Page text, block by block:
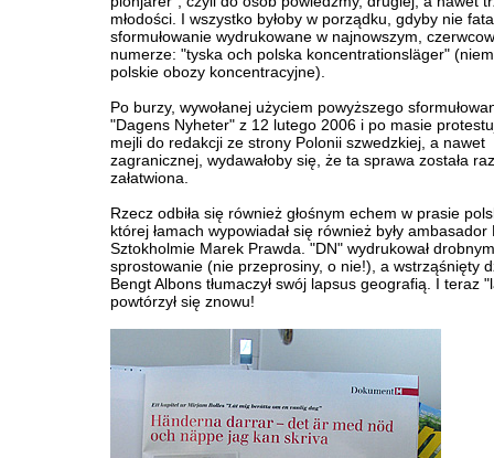
młodości. I wszystko byłoby w porządku, gdyby nie
sformułowanie wydrukowane w najnowszym,
numerze: "tyska och polska koncentrationsläger"
polskie obozy koncentracyjne).
Po burzy, wywołanej użyciem powyższego
"Dagens Nyheter" z 12 lutego 2006 i po masie
mejli do redakcji ze strony Polonii szwedzkiej, a nawet
zagranicznej, wydawałoby się, że ta sprawa została
załatwiona.
Rzecz odbiła się również głośnym echem w prasie
której łamach wypowiadał się również były ambasador
Sztokholmie Marek Prawda. "DN" wydrukował
sprostowanie (nie przeprosiny, o nie!), a wstrząśnięty
Bengt Albons tłumaczył swój lapsus geografią. I teraz
powtórzył się znowu!